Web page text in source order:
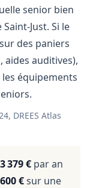
senior bien
Just. Si le
des paniers
auditives),
équipements
DREES Atlas
379 € par an
600 €sur une